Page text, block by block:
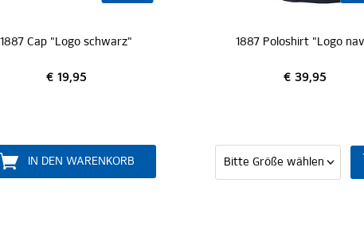
1887 Poloshirt "Logo navy"
€ 39,95
1887 Sweatshirt
€ 54,95